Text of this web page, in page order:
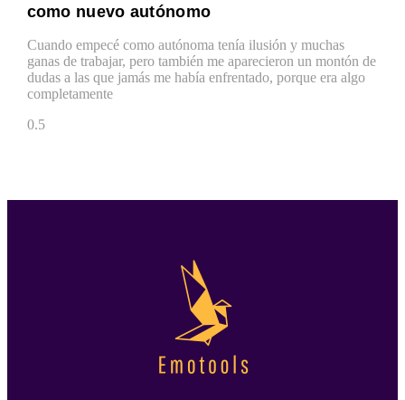
como nuevo autónomo
Cuando empecé como autónoma tenía ilusión y muchas
ganas de trabajar, pero también me aparecieron un montón de
dudas a las que jamás me había enfrentado, porque era algo
completamente